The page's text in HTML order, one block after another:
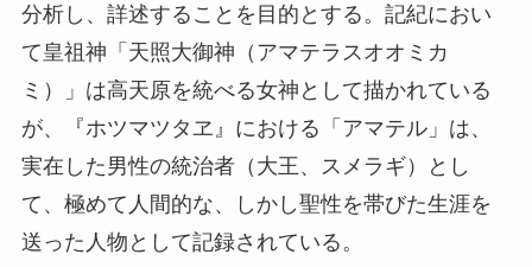
分析し、詳述することを目的とする。記紀におい
て皇祖神「天照大御神（アマテラスオオミカ
ミ）」は高天原を統べる女神として描かれている
が、『ホツマツタヱ』における「アマテル」は、
実在した男性の統治者（大王、スメラギ）とし
て、極めて人間的な、しかし聖性を帯びた生涯を
送った人物として記録されている。